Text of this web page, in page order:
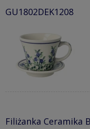
GU1802DEK1208
Filiżanka Ceramika